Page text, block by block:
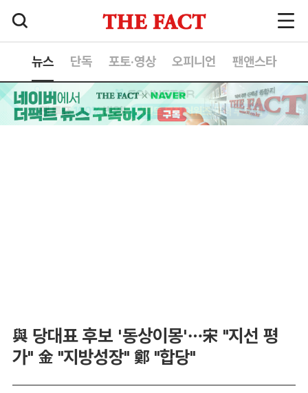
뉴스 단독 포토·영상 오피니언 팬앤스타
與 당대표 후보 '동상이몽'…宋 "지선 평
가" 金 "지방성장" 鄭 "합당"